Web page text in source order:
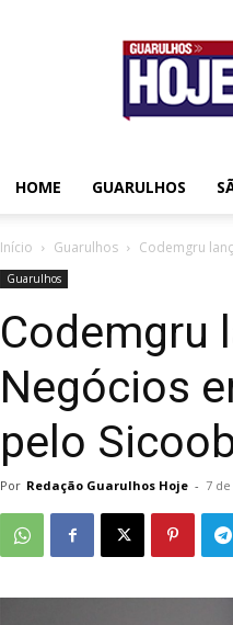
Hoje
HOME GUARULHOS
Início Guarulhos Codemgru
Guarulhos
Codemgru
Negócios
pelo
Por Redação Guarulhos Hoje - 7